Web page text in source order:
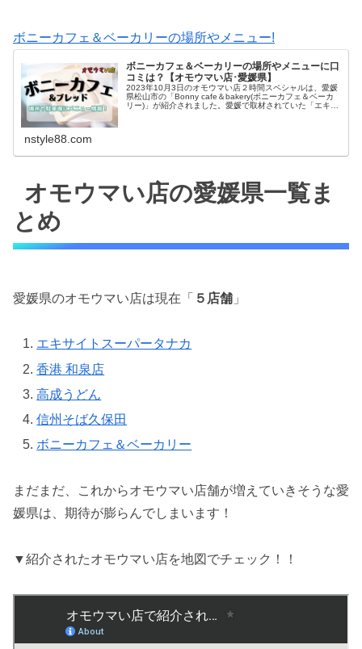
ボニーカフェ＆ベーカリーの場所やメニュー!
ボニーカフェ＆ベーカリーの場所やメニューに口
コミは？【オモウマい店･愛媛県】
2023年10月3日のオモウマい店２時間スペシャルは、愛媛
県松山市の「Bonny cafe＆bakery(ボニーカフェ＆ベーカ
リー)」が紹介されました。愛媛で取材されていた「エキサ
nstyle88.com
オモウマい店の愛媛県一覧ま
とめ
愛媛県のオモウマい店は現在「 ５店舗 」
エキサイトスーパータナカ
香港 和泉店
高成うどん
信州そば久保田
ボニーカフェ＆ベーカリー
まだまだ、これからオモウマい店舗が増えていきそうな愛
媛県は、期待が膨らんでしまいます！
▼紹介されたオモウマい店を地図でチェック！！